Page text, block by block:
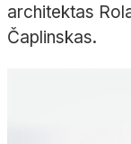
architektas
Čaplinskas.